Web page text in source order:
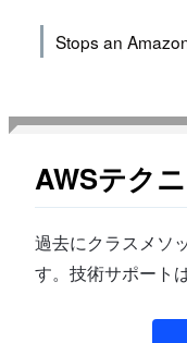
Stops an
AWSテク
過去にクラスメソ
す。技術サポート